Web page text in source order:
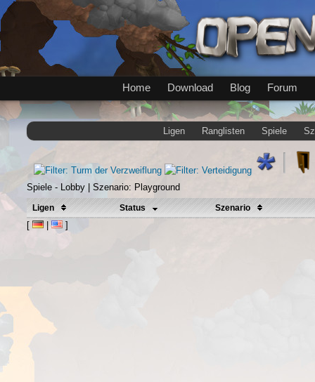
Home Download Blog Forum
Ligen Ranglisten Spiele
Spiele - Lobby | Szenario: Playground
Ligen Status Szenario
[ | ]